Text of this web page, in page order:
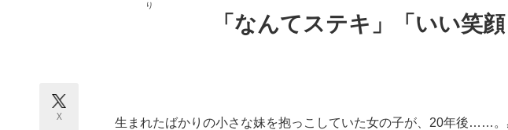
ちょっと気になるネットの話題
り
「なんてステキ」「いい笑顔
X
生まれたばかりの小さな妹を抱っこしていた女の子が、20年後……。